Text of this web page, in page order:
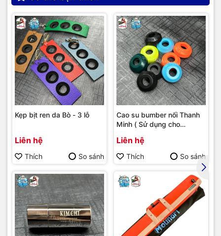
Kẹp bịt ren da Bò - 3 lỗ
Liên hệ
Thích So sánh
Cao su bumber nối Thanh
Minh ( Sử dụng cho
Liên hệ
Thích So sánh